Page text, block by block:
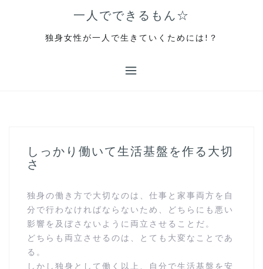
一人でできるもん☆
独身女性が一人で生きていくためには!？
しっかり働いて生活基盤を作る大切
さ
独身の働き方で大切なのは、仕事と家事両方を自
分で行わなければならないため、どちらにも悪い
影響を及ぼさないように両立させることだ。
どちらも両立させるのは、とても大変なことであ
る。
しかし独身として働く以上、自分で生活基盤を安